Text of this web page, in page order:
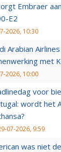
Embraer
E2
2026, 10:30
Arabian
met
2026, 10:00
voor
wordt het
07-2026, 9:59
was niet